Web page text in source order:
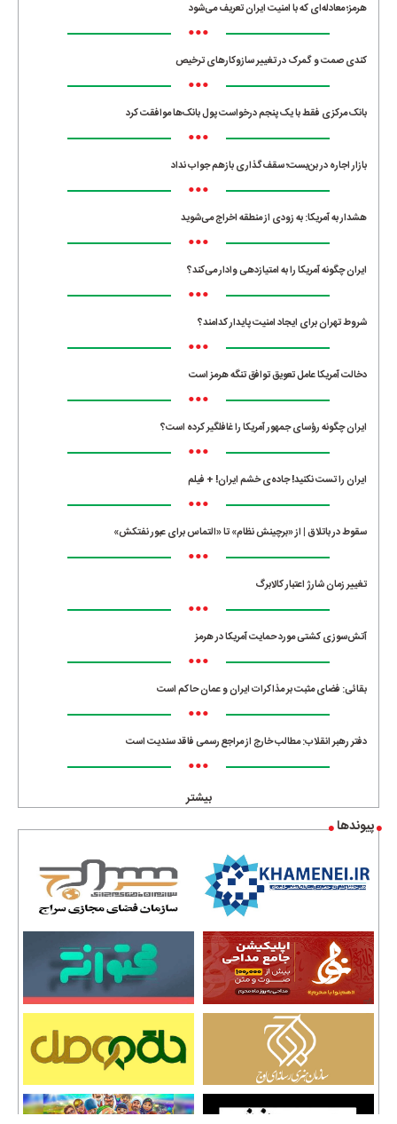
هرمز؛ معادله‌ای که با امنیت ایران تعریف می‌شود
•••
کندی صمت و گمرک در تغییر سازوکارهای ترخیص
•••
بانک مرکزی فقط با یک‌ پنجم درخواست پول بانک‌ها موافقت کرد
•••
بازار اجاره در بن‌بست؛ سقف‌گذاری بازهم جواب نداد
•••
هشدار به آمریکا: به زودی از منطقه اخراج می‌شوید
•••
ایران چگونه آمریکا را به امتیازدهی وادار می‌کند؟
•••
شروط تهران برای ایجاد امنیت پایدار کدامند؟
•••
دخالت آمریکا عامل تعویق توافق تنگه هرمز است
•••
ایران چگونه رؤسای جمهور آمریکا را غافلگیر کرده است؟
•••
ایران را تست نکنید! جاده‌ی خشم ایران! + فیلم
•••
سقوط در باتلاق | از «برچینش نظام» تا «التماس برای عبور نفتکش»
•••
تغییر زمان شارژ اعتبار کالابرگ
•••
آتش‌سوزی کشتی مورد حمایت آمریکا در هرمز
•••
بقائی: فضای مثبت بر مذاکرات ایران و عمان حاکم است
•••
دفتر رهبر انقلاب: مطالب خارج از مراجع رسمی فاقد سندیت است
•••
بیشتر
پیوندها